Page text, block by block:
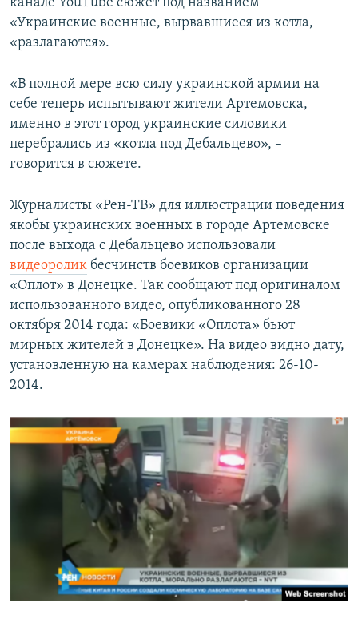
«Украинские военные, вырвавшиеся из котла,
«разлагаются».
«В полной мере всю силу украинской армии на
себе теперь испытывают жители Артемовска,
именно в этот город украинские силовики
перебрались из «котла под Дебальцево», –
говорится в сюжете.
Журналисты «Рен-ТВ» для иллюстрации поведения
якобы украинских военных в городе Артемовске
после выхода с Дебальцево использовали
видеоролик бесчинств боевиков организации
«Оплот» в Донецке. Так сообщают под оригиналом
использованного видео, опубликованного 28
октября 2014 года: «Боевики «Оплота» бьют
мирных жителей в Донецке». На видео видно дату,
установленную на камерах наблюдения: 26-10-
2014.